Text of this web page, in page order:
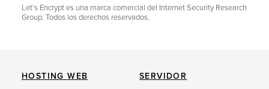
Let’s Encrypt es una marca comercial del Internet Security Research
Group. Todos los derechos reservados.
HOSTING WEB SERVIDOR